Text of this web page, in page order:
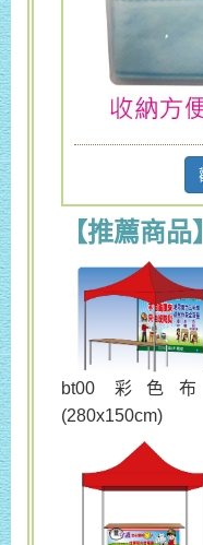
【推薦商品】
bt00 彩色
(280x150cm)